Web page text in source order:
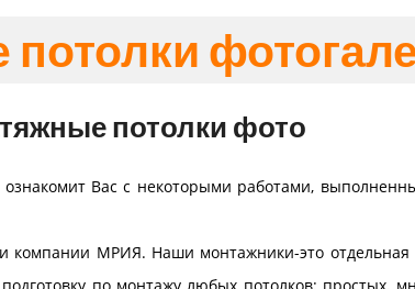
потолки фото
ознакомит Вас с некоторыми работами,
компании МРИЯ. Наши монтажники-это отдельная